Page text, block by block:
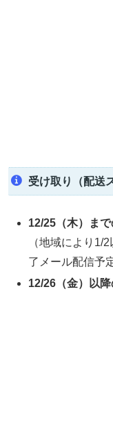
受け取り（配送
12/25（木）ま
（地域により1/2
了メール配信予
12/26（金）以